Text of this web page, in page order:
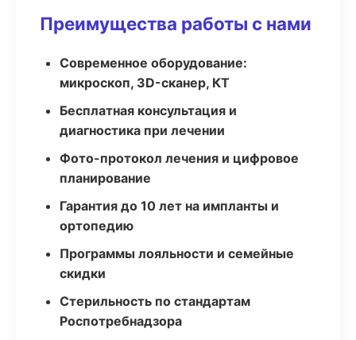
Преимущества работы с нами
Современное оборудование:
микроскоп, 3D-сканер, КТ
Бесплатная консультация и
диагностика при лечении
Фото-протокол лечения и цифровое
планирование
Гарантия до 10 лет на импланты и
ортопедию
Программы лояльности и семейные
скидки
Стерильность по стандартам
Роспотребнадзора